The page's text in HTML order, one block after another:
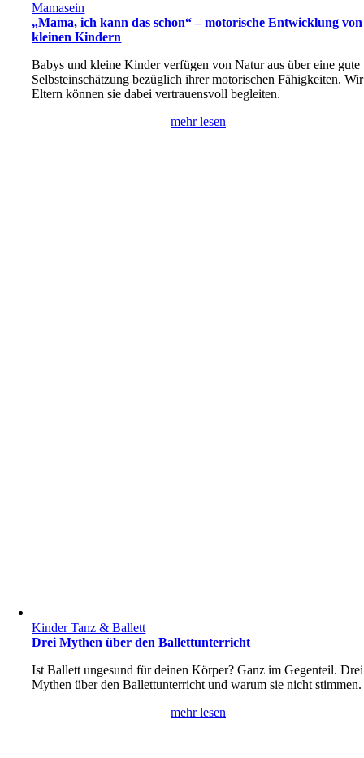
Mamasein
„Mama, ich kann das schon“ – motorische Entwicklung von
kleinen Kindern
Babys und kleine Kinder verfügen von Natur aus über eine gute
Selbsteinschätzung bezüglich ihrer motorischen Fähigkeiten. Wir
Eltern können sie dabei vertrauensvoll begleiten.
mehr lesen
Kinder Tanz & Ballett
Drei Mythen über den Ballettunterricht
Ist Ballett ungesund für deinen Körper? Ganz im Gegenteil. Drei
Mythen über den Ballettunterricht und warum sie nicht stimmen.
mehr lesen